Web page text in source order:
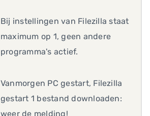
Bij instellingen van Filezilla staat
maximum op 1, geen andere
programma's actief.
Vanmorgen PC gestart, Filezilla
gestart 1 bestand downloaden:
weer de melding!